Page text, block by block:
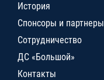
История
Спонсоры и партнеры
Сотрудничество
ДС «Большой»
Контакты